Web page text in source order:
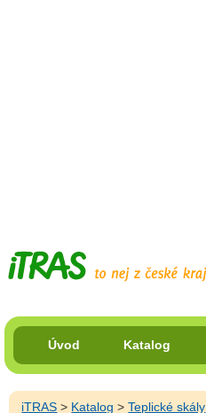
Úvod Katalog
iTRAS > Katalog >Teplické skály